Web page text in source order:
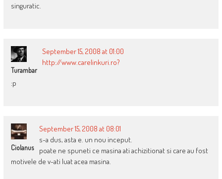
singuratic.
Turambar
September 15, 2008 at 01:00
http://www.carelinkuri.ro?
:p
Ciolanus
September 15, 2008 at 08:01
s-a dus, asta e. un nou inceput.
poate ne spuneti ce masina ati achizitionat si care au fost
motivele de v-ati luat acea masina.